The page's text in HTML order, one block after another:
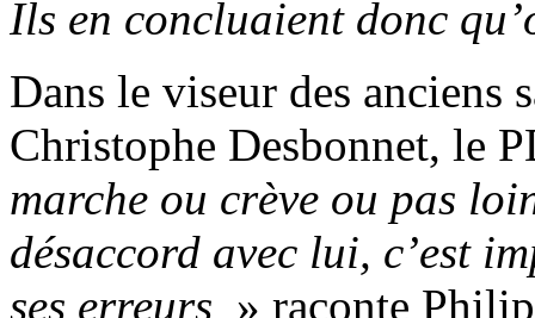
Ils en concluaient donc
Dans le viseur des anciens
Christophe Desbonnet, le
marche ou crève ou pas
désaccord avec lui, c’est
ses erreurs » raconte